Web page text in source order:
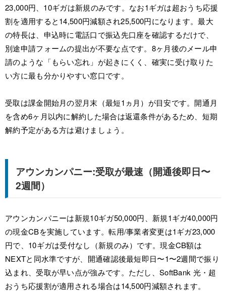
23,000円、10ギガは新規のみです。なお1ギガは超おうち応援
割を適用すると14,500円減額され25,500円になります。最大
の特長は、申込時に電話口で振込先口座を確認するだけで、
別途申請フォームの提出が不要な点です。8ヶ月後のメール申
請のような「もらい忘れ」が起きにくく、確実に受け取りた
い方に最も分かりやすい窓口です。
受取は課金開始月の翌月末（最短1ヵ月）が目安です。開通月
を含め6ヶ月以内に解約した場合は返還条件があるため、短期
解約予定がある方は避けましょう。
アウンカンパニー:受取が最速（開通後即日〜
2週間）
アウンカンパニーは新規10ギガ50,000円、新規1ギガ40,000円
の現金CBを実施しています。転用/事業者変更は1ギガ23,000
円で、10ギガは受付なし（新規のみ）です。現金CB額は
NEXTと同水準ですが、開通確認後最短即日〜1〜2週間で振り
込まれ、受取が早い点が強みです。ただし、SoftBank 光・超
おうち応援割が適用される場合は14,500円減額されます。